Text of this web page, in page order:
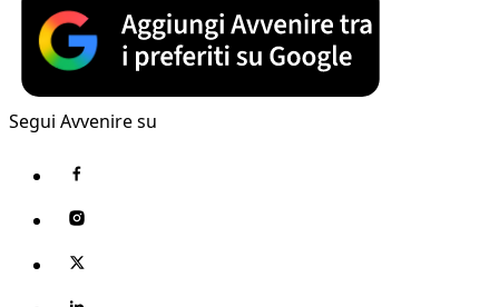
Segui Avvenire su